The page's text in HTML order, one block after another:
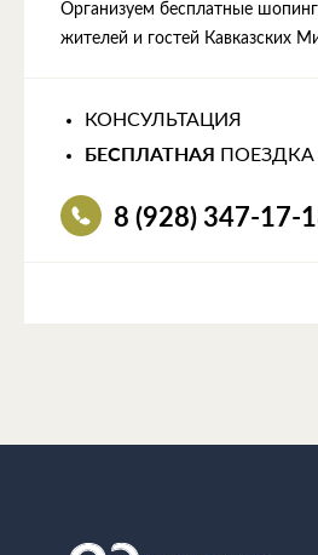
Организуем бесплатные
жителей и гостей Кавказских
КОНСУЛЬТАЦИЯ
БЕСПЛАТНАЯ
8 (928) 347-17-